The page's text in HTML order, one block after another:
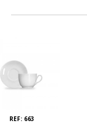
REF: 663